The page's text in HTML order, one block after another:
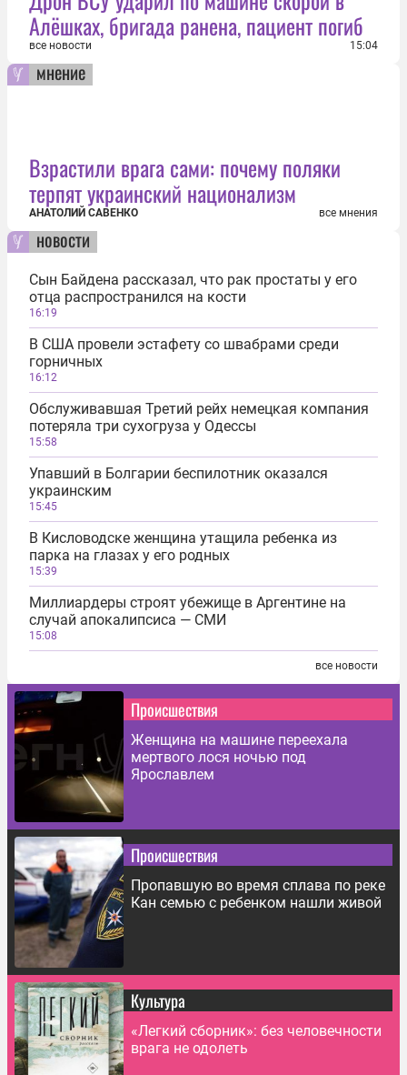
Алёшках, бригада ранена, пациент погиб
все новости 15:04
мнение
Взрастили врага сами: почему поляки
терпят украинский национализм
АНАТОЛИЙ САВЕНКО все мнения
новости
Сын Байдена рассказал, что рак простаты у его
отца распространился на кости
16:19
В США провели эстафету со швабрами среди
горничных
16:12
Обслуживавшая Третий рейх немецкая компания
потеряла три сухогруза у Одессы
15:58
Упавший в Болгарии беспилотник оказался
украинским
15:45
В Кисловодске женщина утащила ребенка из
парка на глазах у его родных
15:39
Миллиардеры строят убежище в Аргентине на
случай апокалипсиса — СМИ
15:08
все новости
Происшествия
Женщина на машине переехала
мертвого лося ночью под
Ярославлем
Происшествия
Пропавшую во время сплава по реке
Кан семью с ребенком нашли живой
Культура
«Легкий сборник»: без человечности
врага не одолеть